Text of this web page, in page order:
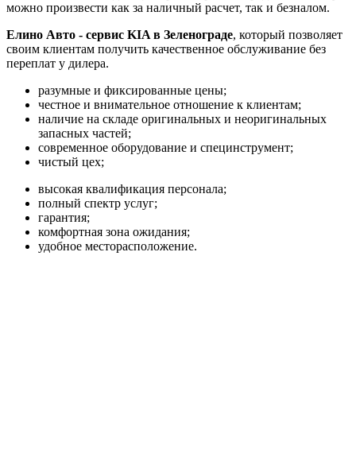
можно произвести как за наличный расчет, так и безналом.
Елино Авто - сервис KIA в Зеленограде, который позволяет
своим клиентам получить качественное обслуживание без
переплат у дилера.
разумные и фиксированные цены;
честное и внимательное отношение к клиентам;
наличие на складе оригинальных и неоригинальных
запасных частей;
современное оборудование и специнструмент;
чистый цех;
высокая квалификация персонала;
полный спектр услуг;
гарантия;
комфортная зона ожидания;
удобное месторасположение.